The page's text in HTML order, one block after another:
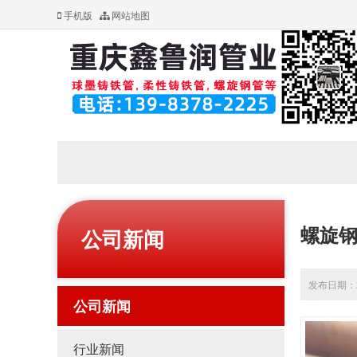
手机版 网站地图
公司新闻
公司新闻
行业新闻
螺旋
发布日期